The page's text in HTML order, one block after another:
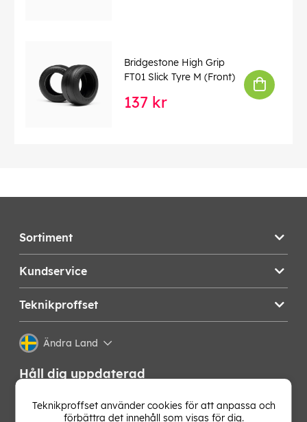
Bridgestone High Grip
FT01 Slick Tyre M (Front)
137 kr
Sortiment
Kundservice
Teknikproffset
Ändra Land
Håll dig uppdaterad
Få de senaste nyheterna, hetaste erbjudandena och
bästa tipsen från oss direkt i din mejlkorg. Signa upp på
Teknikproffset använder cookies för att anpassa och
förbättra det innehåll som visas för dig.